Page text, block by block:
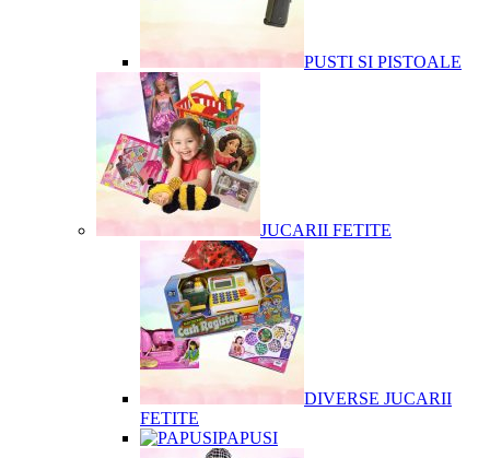
PUSTI SI PISTOALE
JUCARII FETITE
DIVERSE JUCARII
FETITE
PAPUSI